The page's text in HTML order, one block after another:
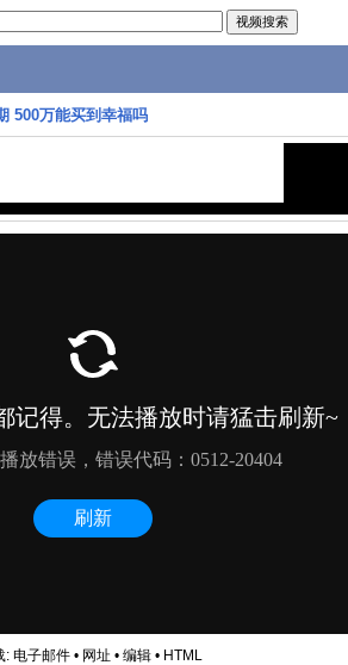
500万能买到幸福吗
: 电子邮件• 网址 • 编辑• HTML